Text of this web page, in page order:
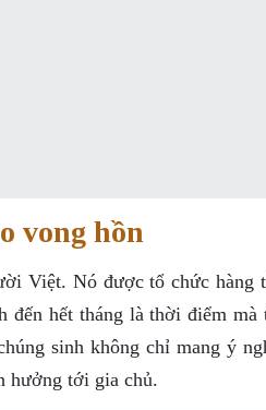
vong hồn
Việt. Nó được tổ chức hàng
đến hết tháng là thời điểm mà
sinh không chỉ mang ý
hưởng tới gia chủ.